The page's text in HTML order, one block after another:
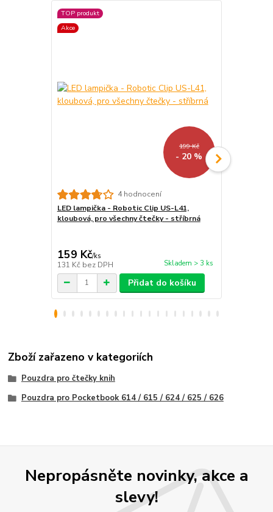
TOP produkt
Akce
199 Kč
- 20 %
4 hodnocení
LED lampička - Robotic Clip US-L41,
kloubová, pro všechny čtečky - stříbrná
159 Kč/ks
131 Kč bez DPH Skladem > 3 ks
Přidat do košíku
Zboží zařazeno v kategoriích
Pouzdra pro čtečky knih
Pouzdra pro Pocketbook 614 / 615 / 624 / 625 / 626
Nepropásněte novinky, akce a
slevy!